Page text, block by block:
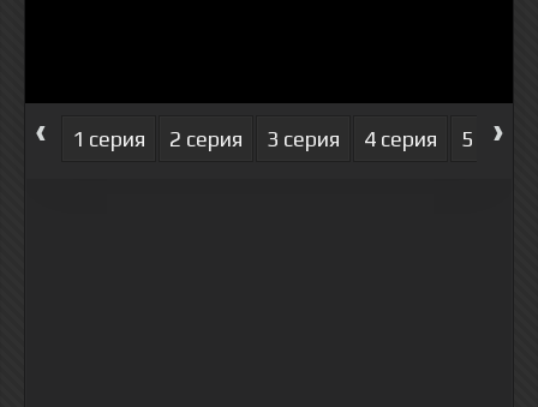
‹ 1 серия 2 серия 3 серия 4 серия 5 серия
›